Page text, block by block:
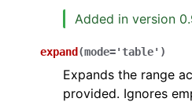
Added in version
expand (mode='table' )
Expands the range
provided. Ignores